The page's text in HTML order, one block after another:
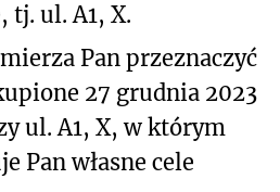
tj. ul. A1, X.
Pan przeznaczyć
27 grudnia 2023
ul. A1, X, w którym
Pan własne cele